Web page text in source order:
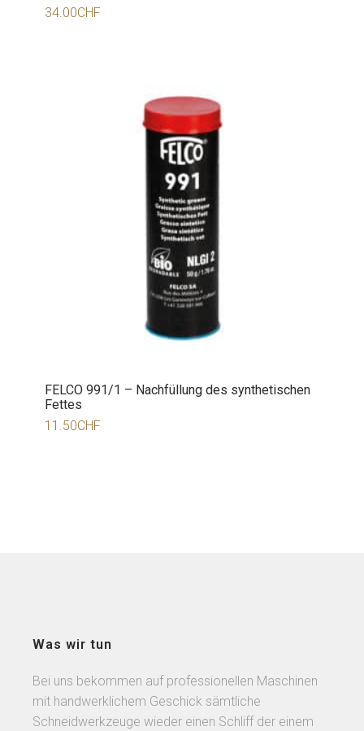
34.00CHF
FELCO 991/1 – Nachfüllung des synthetischen
Fettes
11.50CHF
Was wir tun
Bei uns bekommen auf professionellen Maschinen
mit handwerklichem Geschick sämtliche
Schneidwerkzeuge wieder einen Schliff der einem